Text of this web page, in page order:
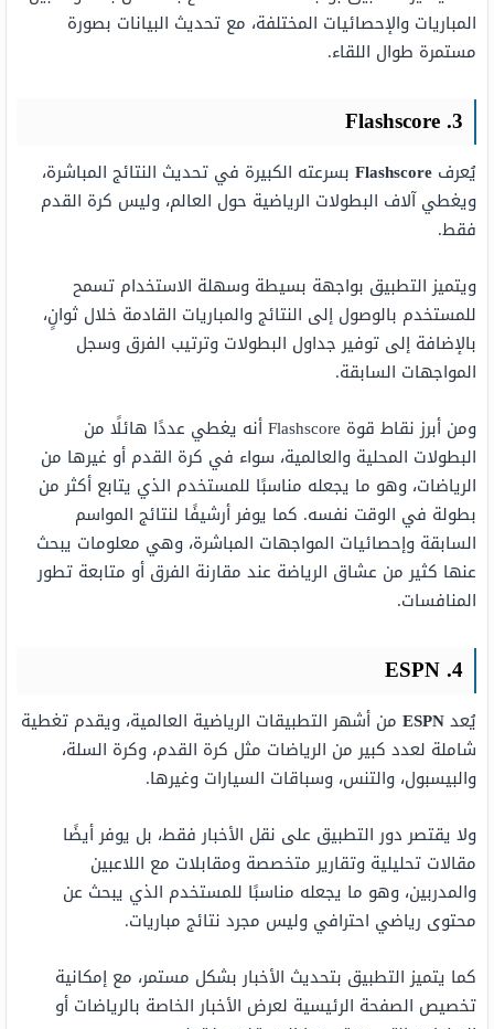
المباريات والإحصائيات المختلفة، مع تحديث البيانات بصورة
مستمرة طوال اللقاء.
3. Flashscore
يُعرف Flashscore بسرعته الكبيرة في تحديث النتائج المباشرة،
ويغطي آلاف البطولات الرياضية حول العالم، وليس كرة القدم
فقط.
ويتميز التطبيق بواجهة بسيطة وسهلة الاستخدام تسمح
للمستخدم بالوصول إلى النتائج والمباريات القادمة خلال ثوانٍ،
بالإضافة إلى توفير جداول البطولات وترتيب الفرق وسجل
المواجهات السابقة.
ومن أبرز نقاط قوة Flashscore أنه يغطي عددًا هائلًا من
البطولات المحلية والعالمية، سواء في كرة القدم أو غيرها من
الرياضات، وهو ما يجعله مناسبًا للمستخدم الذي يتابع أكثر من
بطولة في الوقت نفسه. كما يوفر أرشيفًا لنتائج المواسم
السابقة وإحصائيات المواجهات المباشرة، وهي معلومات يبحث
عنها كثير من عشاق الرياضة عند مقارنة الفرق أو متابعة تطور
المنافسات.
4. ESPN
يُعدESPN من أشهر التطبيقات الرياضية العالمية، ويقدم تغطية
شاملة لعدد كبير من الرياضات مثل كرة القدم، وكرة السلة،
والبيسبول، والتنس، وسباقات السيارات وغيرها.
ولا يقتصر دور التطبيق على نقل الأخبار فقط، بل يوفر أيضًا
مقالات تحليلية وتقارير متخصصة ومقابلات مع اللاعبين
والمدربين، وهو ما يجعله مناسبًا للمستخدم الذي يبحث عن
محتوى رياضي احترافي وليس مجرد نتائج مباريات.
كما يتميز التطبيق بتحديث الأخبار بشكل مستمر، مع إمكانية
تخصيص الصفحة الرئيسية لعرض الأخبار الخاصة بالرياضات أو